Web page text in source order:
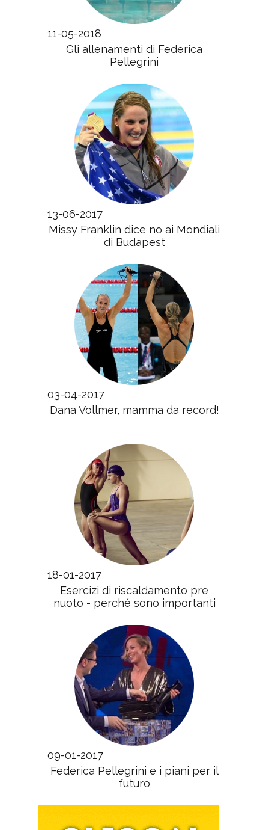
11-05-2018
Gli allenamenti di Federica
Pellegrini
13-06-2017
Missy Franklin dice no ai Mondiali
di Budapest
03-04-2017
Dana Vollmer, mamma da record!
18-01-2017
Esercizi di riscaldamento pre
nuoto - perché sono importanti
09-01-2017
Federica Pellegrini e i piani per il
futuro